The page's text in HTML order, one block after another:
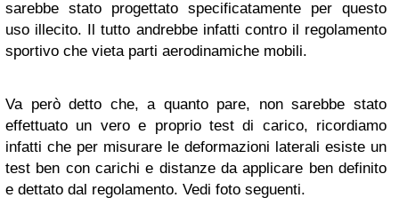
sarebbe stato progettato specificatamente per questo
uso illecito. Il tutto andrebbe infatti contro il regolamento
sportivo che vieta parti aerodinamiche mobili.
Va però detto che, a quanto pare, non sarebbe stato
effettuato un vero e proprio test di carico, ricordiamo
infatti che per misurare le deformazioni laterali esiste un
test ben con carichi e distanze da applicare ben definito
e dettato dal regolamento. Vedi foto seguenti.